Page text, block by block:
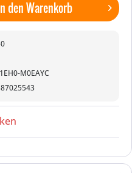
denWarenkorb
M0EAYC